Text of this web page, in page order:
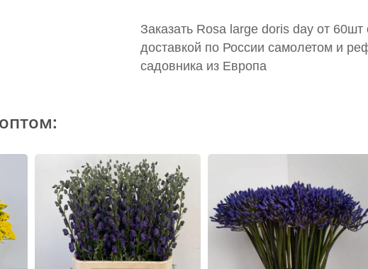
Заказать Rosa large doris day от
доставкой по России самолетом и
садовника из Европа